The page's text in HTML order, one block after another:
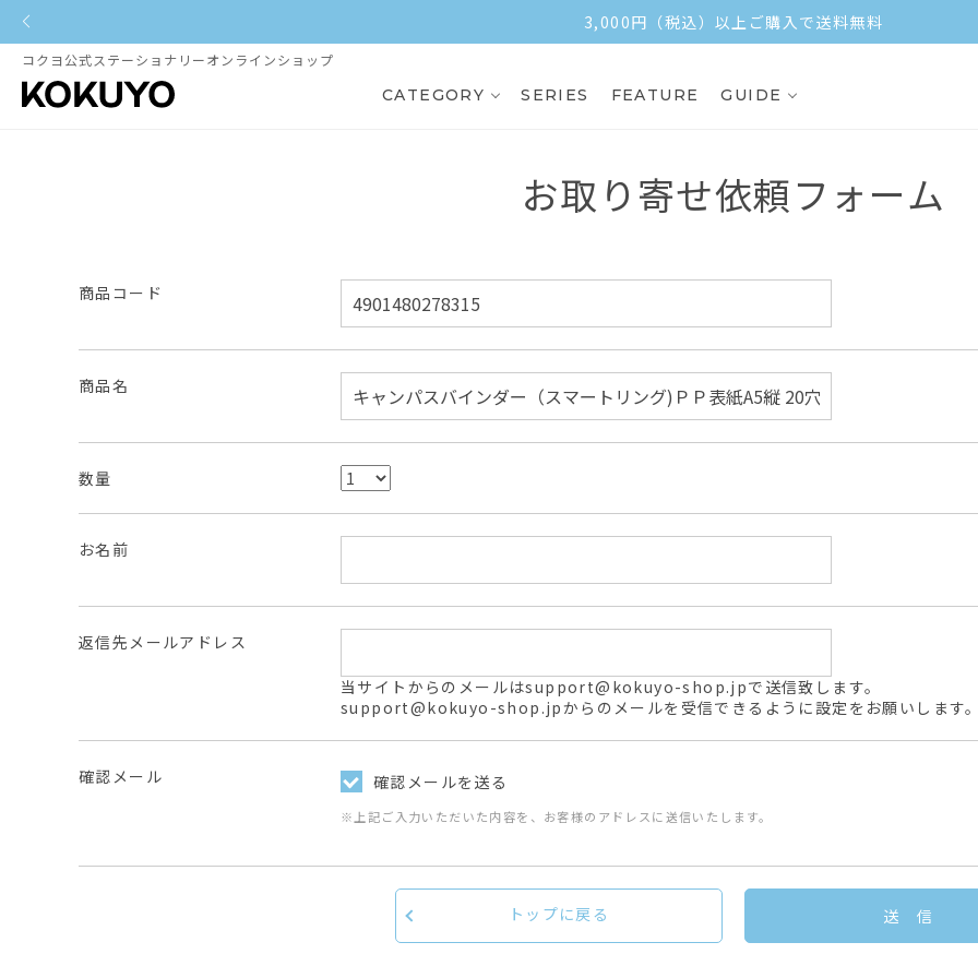
3,000円（税込）以上ご購入で送料無料
コクヨ公式ステーショナリーオンラインショップ
CATEGORY SERIES FEATURE GUIDE
お取り寄せ依頼フォーム
商品コード
商品名
数量
お名前
返信先メールアドレス
当サイトからのメールはsupport@kokuyo-shop.jpで送信致します。
support@kokuyo-shop.jpからのメールを受信できるように設定をお願いします
確認メール 確認メールを送る
※上記ご入力いただいた内容を、お客様のアドレスに送信いたします。
送 信
トップに戻る